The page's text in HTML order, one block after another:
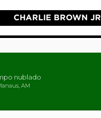
nublado
AM